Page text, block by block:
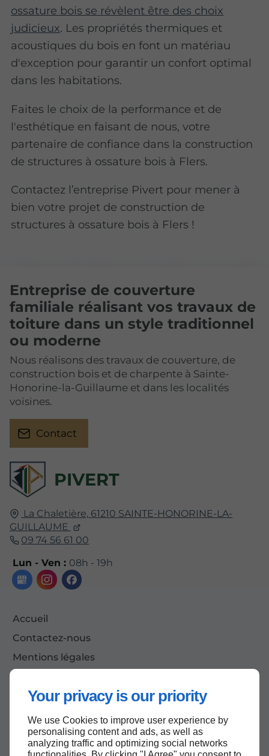
Your privacy is our priority
We use Cookies to improve user experience by
personalising content and ads, as well as
analyzing traffic and optimizing social networks
ossature bois se révèlent être des choix
judicieux. Les propriétés thermiques et
acoustiques du bois en font un matériau
d'exception pour garantir un confort optimal
dans les habitations.
Faites le choix de la performance et de
l'esthétique en faisant de nous, votre
partenaire de confiance dans la construction
de structures à ossature bois à Flers.
Contactez l’entreprise Pivert pour mener à
bien votre projet de construction de
structures à ossature bois à Flers !
PIVERT
La Chaletière, 61210 SAINTE-HONORINE-LA-
GUILLAUME
09 74 56 61 00
Lun - Ven : 08h - 19h
Accueil
Contactez-nous
Mentions légales
Entreprise de couverture
familiale réalisant vos travaux de
toiture dans un style traditionnel
ou moderne
Nous réalisons des travaux de couverture, de
construction bois et de charpente à Sainte-
Honorine-la-Guillaume et dans les localités
voisines.
Contact
Haut de page